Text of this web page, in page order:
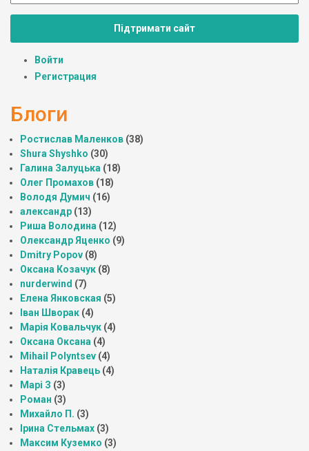
Підтримати сайт
Войти
Регистрация
Блоги
Ростислав Маленков (38)
Shura Shyshko (30)
Галина Залуцька (18)
Олег Промахов (18)
Володя Думич (16)
александр (13)
Риша Володина (12)
Олександр Яценко (9)
Dmitry Popov (8)
Оксана Козачук (8)
nurderwind (7)
Елена Янковская (5)
Іван Шворак (4)
Марія Ковальчук (4)
Оксана Оксана (4)
Mihail Polyntsev (4)
Наталія Кравець (4)
Марі З (3)
Роман (3)
Михайло П. (3)
Ірина Стельмах (3)
Максим Куземко (3)